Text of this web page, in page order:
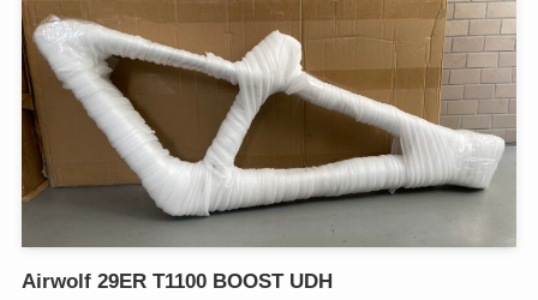
Airwolf 29ER T1100 BOOST UDH